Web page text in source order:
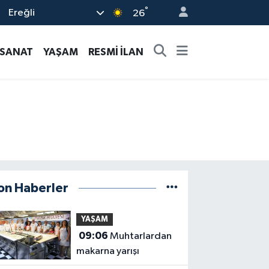
Ereğli 26°
YAŞAM RESMİ İLAN
Haberler
YAŞAM
09:06 Muhtarlardan
makarna yarışı